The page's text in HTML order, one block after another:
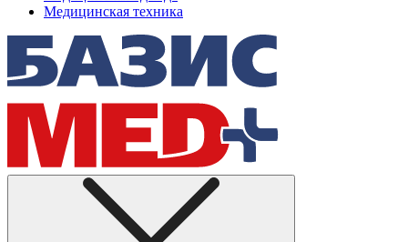
Медицинская техника